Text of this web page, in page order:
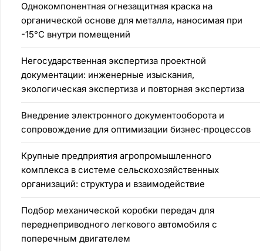
Однокомпонентная огнезащитная краска на
органической основе для металла, наносимая при
-15°C внутри помещений
Негосударственная экспертиза проектной
документации: инженерные изыскания,
экологическая экспертиза и повторная экспертиза
Внедрение электронного документооборота и
сопровождение для оптимизации бизнес‑процессов
Крупные предприятия агропромышленного
комплекса в системе сельскохозяйственных
организаций: структура и взаимодействие
Подбор механической коробки передач для
переднеприводного легкового автомобиля с
поперечным двигателем